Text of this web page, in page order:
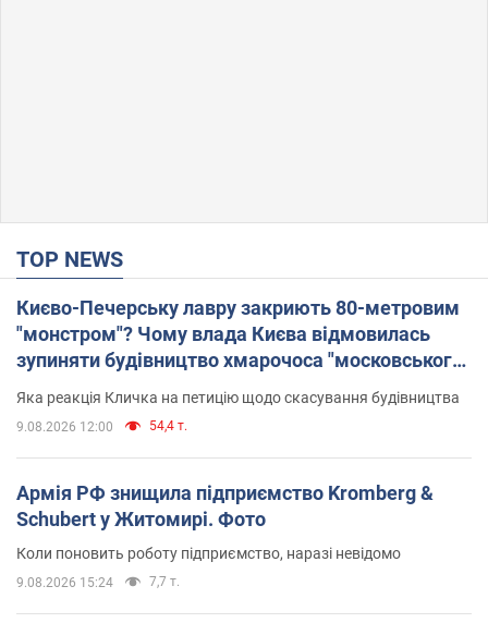
TOP NEWS
Києво-Печерську лавру закриють 80-метровим
"монстром"? Чому влада Києва відмовилась
зупиняти будівництво хмарочоса "московського
вірянина"
Яка реакція Кличка на петицію щодо скасування будівництва
9.08.2026 12:00 54,4 т.
Армія РФ знищила підприємство Kromberg &
Schubert у Житомирі. Фото
Коли поновить роботу підприємство, наразі невідомо
9.08.2026 15:24 7,7 т.